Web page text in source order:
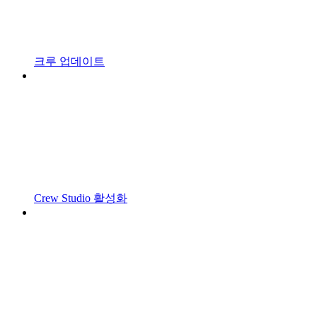
크루 업데이트
Crew Studio 활성화